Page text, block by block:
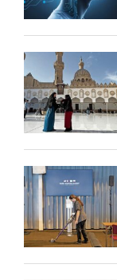
con cui negli Stati
ricorrerebbero
terrorismo
espresso dal
struttura alcuna e
messa fuori legge
pericolosissime
avranno sul vivere